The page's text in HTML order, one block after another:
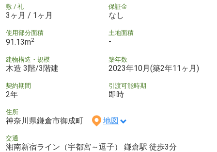
敷 / 礼
3ヶ月 / 1ヶ月
保証金
なし
使用部分面積
91.13m2
土地面積
-
建物構造・規模
木造 3階/3階建
築年数
2023年10月(築2年11ヶ月)
契約期間
2年
引渡可能時期
即時
住所
神奈川県鎌倉市御成町 地図
交通
湘南新宿ライン（宇都宮～逗子） 鎌倉駅 徒歩3分